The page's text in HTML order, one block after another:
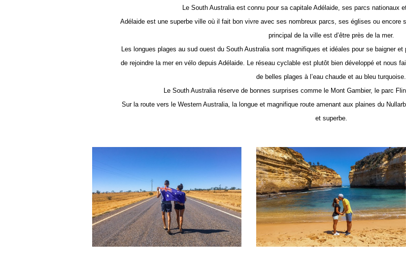
Le South Australia est connu pour sa capitale Adélaide, ses parcs nationaux
Adélaide est une superbe ville où il fait bon vivre avec ses nombreux parcs, ses églises ou encore
principal de la ville est d’être près de la mer.
Les longues plages au sud ouest du South Australia sont magnifiques et idéales pour se baigner
de rejoindre la mer en vélo depuis Adélaide. Le réseau cyclable est plutôt bien développé et nous
de belles plages à l’eau chaude et au bleu turquoise.
Le South Australia réserve de bonnes surprises comme le Mont Gambier, le parc
Sur la route vers le Western Australia, la longue et magnifique route amenant aux plaines du
et superbe.